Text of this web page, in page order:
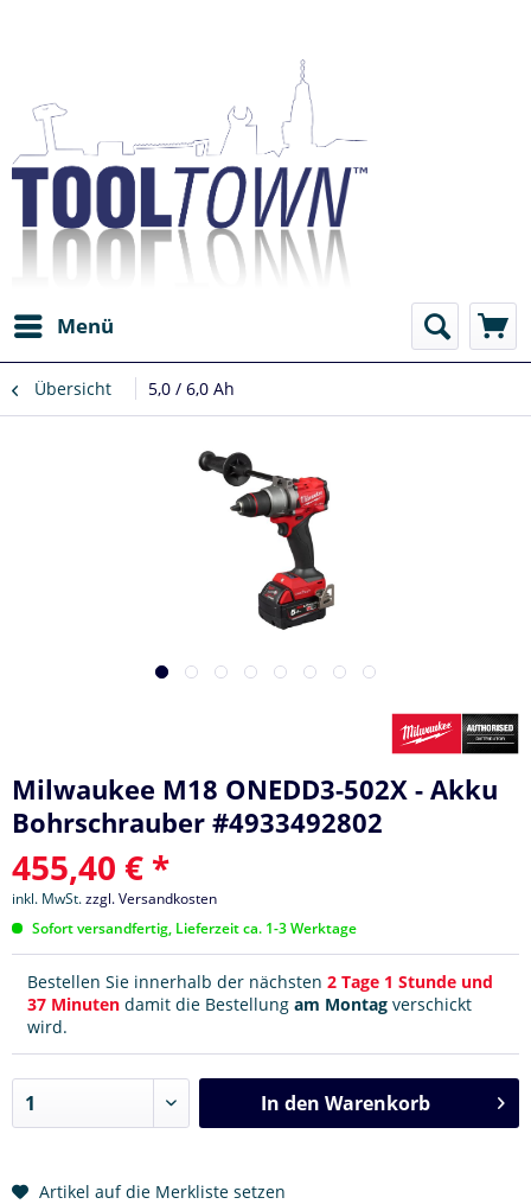
Menü
Übersicht 5,0 / 6,0 Ah
Milwaukee M18 ONEDD3-502X - Akku
Bohrschrauber #4933492802
455,40 € *
inkl. MwSt.zzgl. Versandkosten
Sofort versandfertig, Lieferzeit ca. 1-3 Werktage
Bestellen Sie innerhalb der nächsten 2 Tage 1 Stunde und
37 Minuten damit die Bestellung am Montag verschickt
wird.
In den Warenkorb
Artikel auf die Merkliste setzen